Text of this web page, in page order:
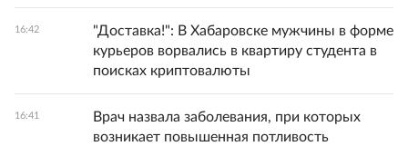
16:42
"Доставка!": В Хабаровске мужчины в форме
курьеров ворвались в квартиру студента в
поисках криптовалюты
16:41
Врач назвала заболевания, при которых
возникает повышенная потливость